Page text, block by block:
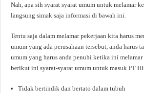
Nah, apa sih syarat syarat umum untuk melamar
langsung simak saja informasi di bawah ini.
Tentu saja dalam melamar pekerjaan kita harus
umum yang ada perusahaan tersebut, anda harus
umum yang harus anda penuhi ketika ini melamar
berikut ini syarat-syarat umum untuk masuk PT
Tidak bertindik dan bertato dalam tubuh